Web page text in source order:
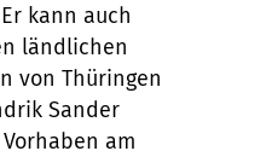
kann auch
ländlichen
von Thüringen
Sander
am